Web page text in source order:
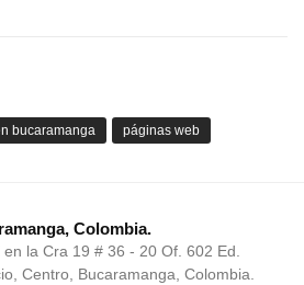
bucaramanga páginas web
Colombia.
la Cra 19 # 36 - 20 Of. 602 Ed.
Centro, Bucaramanga, Colombia.